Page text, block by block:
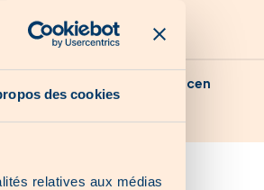
des cookies
relatives aux médias
Unsere letzten Chancen